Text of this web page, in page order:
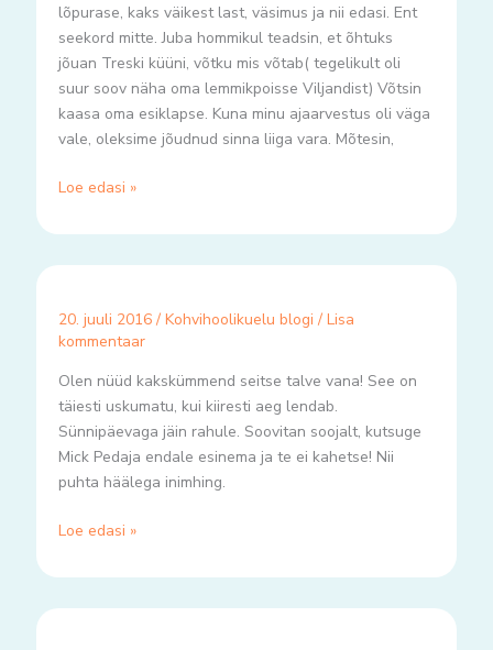
lõpurase, kaks väikest last, väsimus ja nii edasi. Ent
seekord mitte. Juba hommikul teadsin, et õhtuks
jõuan Treski küüni, võtku mis võtab( tegelikult oli
suur soov näha oma lemmikpoisse Viljandist) Võtsin
kaasa oma esiklapse. Kuna minu ajaarvestus oli väga
vale, oleksime jõudnud sinna liiga vara. Mõtesin,
Loe edasi »
20. juuli 2016 / Kohvihoolikuelu blogi / Lisa
kommentaar
Olen nüüd kakskümmend seitse talve vana! See on
täiesti uskumatu, kui kiiresti aeg lendab.
Sünnipäevaga jäin rahule. Soovitan soojalt, kutsuge
Mick Pedaja endale esinema ja te ei kahetse! Nii
puhta häälega inimhing.
Loe edasi »